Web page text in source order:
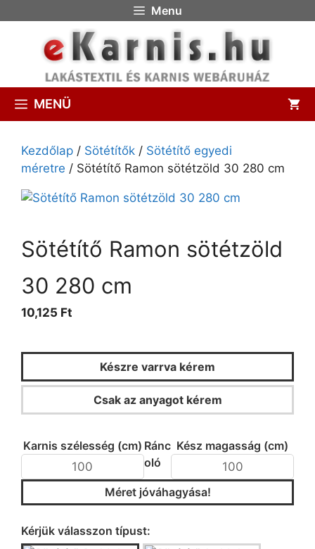
Menu
MENÜ
Kezdőlap / Sötétítők / Sötétítő egyedi
méretre / Sötétítő Ramon sötétzöld 30 280 cm
Sötétítő Ramon sötétzöld
30 280 cm
10,125 Ft
Készre varrva kérem
Csak az anyagot kérem
Karnis szélesség (cm) Kész magasság (cm)
Méret jóváhagyása!
Kérjük válasszon típust:
Ránc
oló